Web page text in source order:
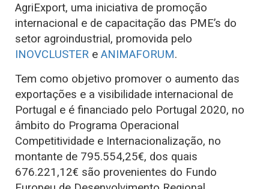
AgriExport, uma iniciativa de promoção
internacional e de capacitação das PME’s do
setor agroindustrial, promovida pelo
INOVCLUSTER e ANIMAFORUM.
Tem como objetivo promover o aumento das
exportações e a visibilidade internacional de
Portugal e é financiado pelo Portugal 2020, no
âmbito do Programa Operacional
Competitividade e Internacionalização, no
montante de 795.554,25€, dos quais
676.221,12€ são provenientes do Fundo